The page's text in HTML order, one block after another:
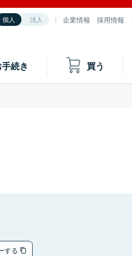
個人 法人 企業情報 採用情報
続き 買う
する